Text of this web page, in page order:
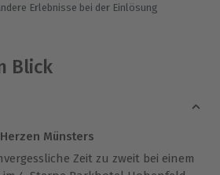
Erlebnisse bei der Einlösung
Blick
Münsters
Zeit zu zweit bei einem